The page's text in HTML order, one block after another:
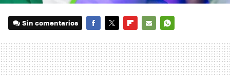
Sin comentarios
MAIL